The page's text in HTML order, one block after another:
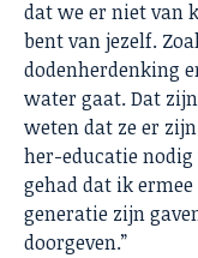
dat we er niet van
bent van jezelf.
dodenherdenking
water gaat. Dat
weten dat ze er
her-educatie
gehad dat ik
generatie zijn
doorgeven.”